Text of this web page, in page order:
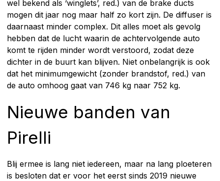
wel bekend als ‘winglets’, red.) van de brake ducts
mogen dit jaar nog maar half zo kort zijn. De diffuser is
daarnaast minder complex. Dit alles moet als gevolg
hebben dat de lucht waarin de achtervolgende auto
komt te rijden minder wordt verstoord, zodat deze
dichter in de buurt kan blijven. Niet onbelangrijk is ook
dat het minimumgewicht (zonder brandstof, red.) van
de auto omhoog gaat van 746 kg naar 752 kg.
Nieuwe banden van
Pirelli
Blij ermee is lang niet iedereen, maar na lang ploeteren
is besloten dat er voor het eerst sinds 2019 nieuwe